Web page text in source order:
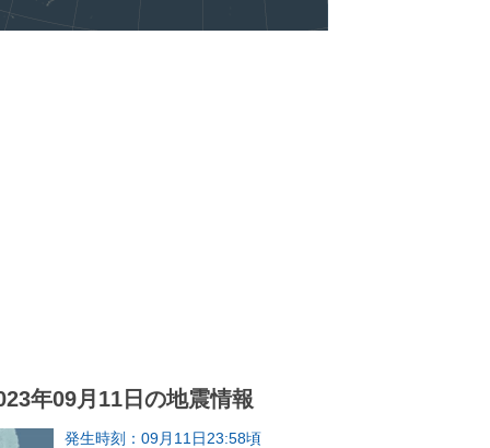
年09月11日の地震情報
発生時刻：09月11日23:58頃